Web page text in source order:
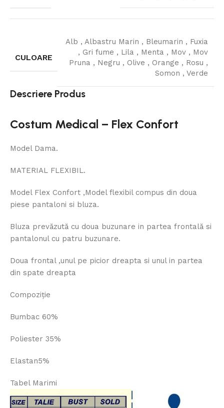
CULOARE
Alb , Albastru Marin , Bleumarin , Fuxia
, Gri fume , Lila , Menta , Mov , Mov
Pruna , Negru , Olive , Orange , Rosu ,
Somon , Verde
Descriere Produs
Costum Medical – Flex Confort
Model Dama.
MATERIAL FLEXIBIL.
Model Flex Confort ,Model flexibil compus din doua
piese pantaloni si bluza.
Bluza prevăzută cu doua buzunare in partea frontală si
pantalonul cu patru buzunare.
Doua frontal ,unul pe picior dreapta si unul in partea
din spate dreapta
Compoziție
Bumbac 60%
Poliester 35%
Elastan5%
Tabel Marimi